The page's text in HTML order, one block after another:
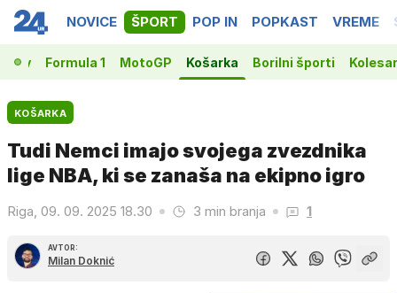
NOVICE ŠPORT POP IN POPKAST VREME
Formula 1 MotoGP Košarka Borilni športi
KOŠARKA
Tudi Nemci imajo svojega zvezdnika
lige NBA, ki se zanaša na ekipno igro
Riga, 09. 09. 2025 18.30 3 min branja 1
AVTOR:
Milan Doknić